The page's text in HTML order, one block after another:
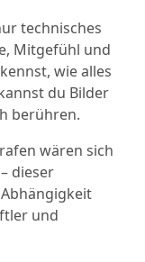
technisches
Mitgefühl und
wie alles
du Bilder
berühren.
wären sich
dieser
und